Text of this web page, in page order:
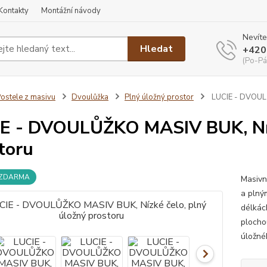
Montážní návody
Hledat
(Po-
z masivu Dvoulůžka Plný úložný prostor LUCIE -
- DVOULŮŽKO MASIV BUK,
a